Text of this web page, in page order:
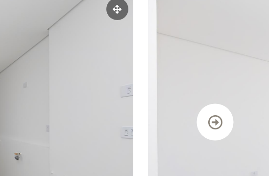
DOCUMENTOS
DEPOIMENTOS